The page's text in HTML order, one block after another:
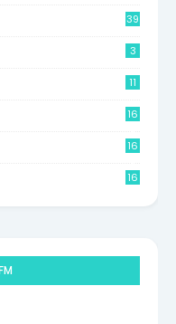
39
3
11
16
16
16